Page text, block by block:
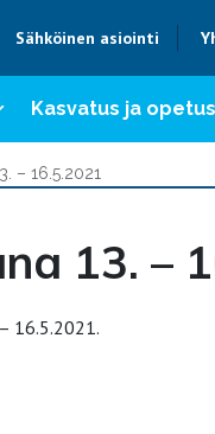
Sähköinen asiointi
Kasvatus ja opetus
– 16.5.2021
13. –
16.5.2021.